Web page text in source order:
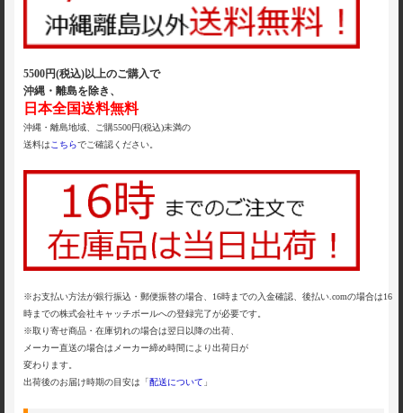
5500円(税込)以上のご購入で
沖縄・離島を除き、
日本全国送料無料
沖縄・離島地域、ご購5500円(税込)未満の
送料は こちらでご確認ください。
※お支払い方法が銀行振込・郵便振替の場合、16時までの入金確認、後払い.comの場合は16
時までの株式会社キャッチボールへの登録完了が必要です。
※取り寄せ商品・在庫切れの場合は翌日以降の出荷、
メーカー直送の場合はメーカー締め時間により出荷日が
変わります。
出荷後のお届け時期の目安は「 配送について 」